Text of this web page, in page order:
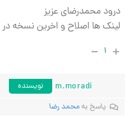
درود محمدرضای عزیز
لینک ها اصلاح و اخرین نسخه
۱
m.moradi
نویسنده
پاسخ بهمحمد رضا